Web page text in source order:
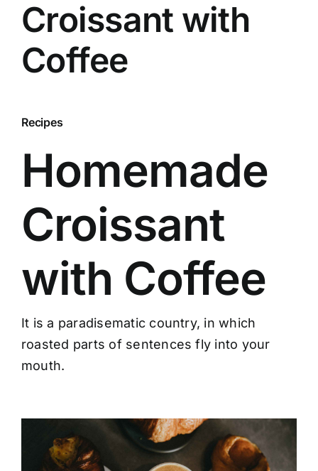
Croissant with
Coffee
Recipes
Homemade
Croissant
with Coffee
It is a paradisematic country, in which
roasted parts of sentences fly into your
mouth.